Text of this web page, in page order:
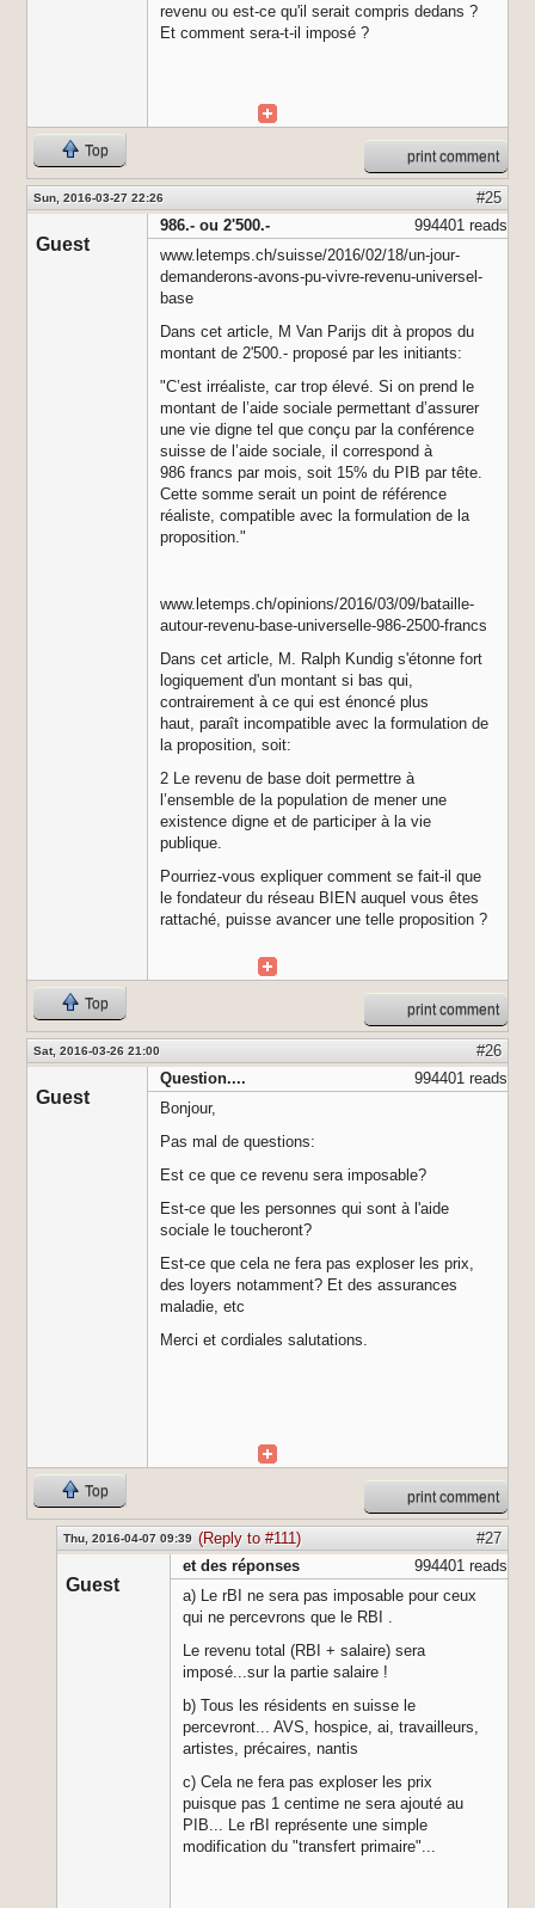
revenu ou est-ce qu'il serait compris dedans ?
Et comment sera-t-il imposé ?
Top print comment
Sun, 2016-03-27 22:26 #25
Guest
994401 reads
986.- ou 2'500.-
www.letemps.ch/suisse/2016/02/18/un-jour-
demanderons-avons-pu-vivre-revenu-universel-
base
Dans cet article, M Van Parijs dit à propos du
montant de 2'500.- proposé par les initiants:
"C’est irréaliste, car trop élevé. Si on prend le
montant de l’aide sociale permettant d’assurer
une vie digne tel que conçu par la conférence
suisse de l’aide sociale, il correspond à
986 francs par mois, soit 15% du PIB par tête.
Cette somme serait un point de référence
réaliste, compatible avec la formulation de la
proposition."
www.letemps.ch/opinions/2016/03/09/bataille-
autour-revenu-base-universelle-986-2500-francs
Dans cet article, M. Ralph Kundig s'étonne fort
logiquement d'un montant si bas qui,
contrairement à ce qui est énoncé plus
haut, paraît incompatible avec la formulation de
la proposition, soit:
2 Le revenu de base doit permettre à
l’ensemble de la population de mener une
existence digne et de participer à la vie
publique.
Pourriez-vous expliquer comment se fait-il que
le fondateur du réseau BIEN auquel vous êtes
rattaché, puisse avancer une telle proposition ?
Top print comment
Sat, 2016-03-26 21:00 #26
Guest
994401 reads
Question....
Bonjour,
Pas mal de questions:
Est ce que ce revenu sera imposable?
Est-ce que les personnes qui sont à l'aide
sociale le toucheront?
Est-ce que cela ne fera pas exploser les prix,
des loyers notamment? Et des assurances
maladie, etc
Merci et cordiales salutations.
Top print comment
Thu, 2016-04-07 09:39 (Reply to #111) #27
Guest
994401 reads
et des réponses
a) Le rBI ne sera pas imposable pour ceux
qui ne percevrons que le RBI .
Le revenu total (RBI + salaire) sera
imposé...sur la partie salaire !
b) Tous les résidents en suisse le
percevront... AVS, hospice, ai, travailleurs,
artistes, précaires, nantis
c) Cela ne fera pas exploser les prix
puisque pas 1 centime ne sera ajouté au
PIB... Le rBI représente une simple
modification du "transfert primaire"...